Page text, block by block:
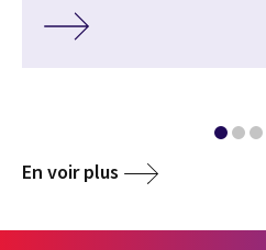
En voir plus